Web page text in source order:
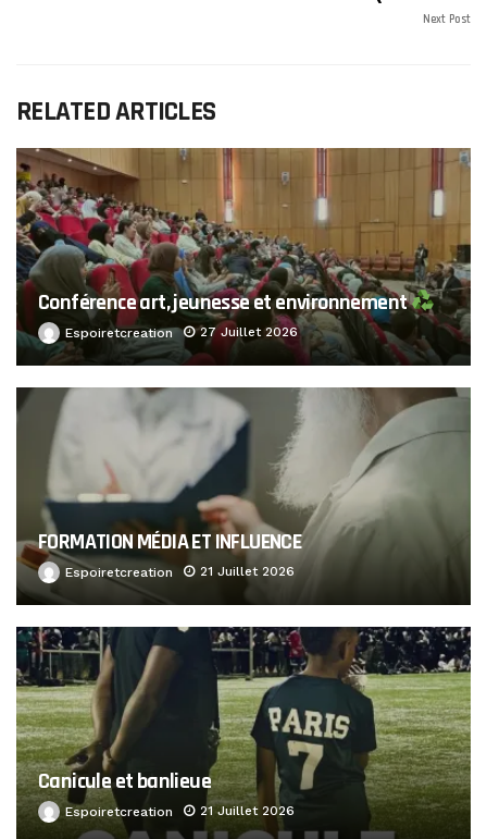
Next Post
RELATED ARTICLES
Conférence art, jeunesse et environnement
Espoiretcreation 27 Juillet 2026
FORMATION MÉDIA ET INFLUENCE
Espoiretcreation 21 Juillet 2026
Canicule et banlieue
Espoiretcreation 21 Juillet 2026